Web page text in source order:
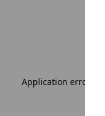
Application error: a